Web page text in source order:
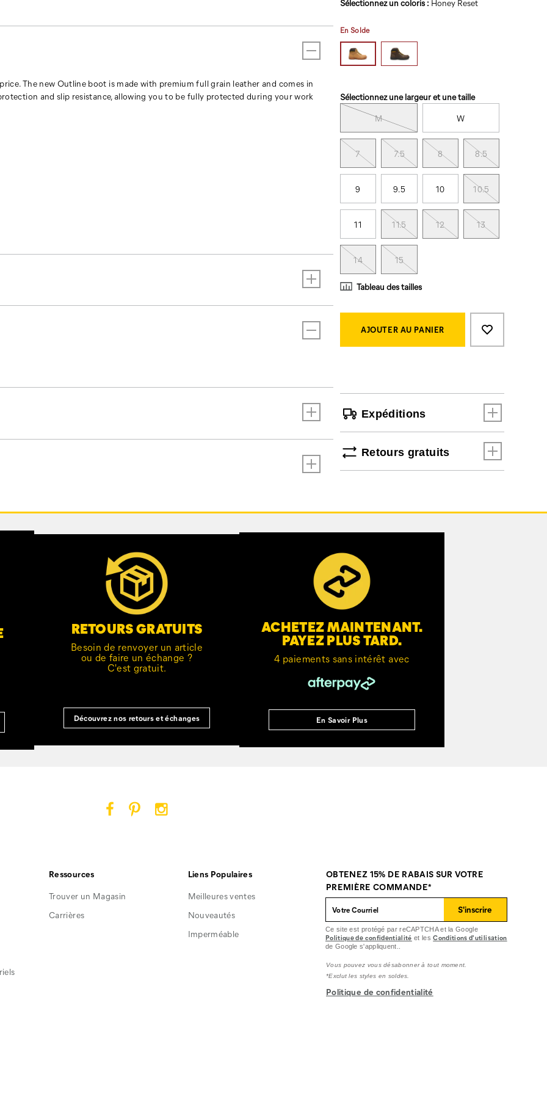
Sélectionnez un coloris: Honey Reset
En Solde
Variations
Sélectionnez une largeur et une taille
M
W
7 7.5 8 8.5
9 9.5 10 10.5
11 11.5 12 13
14 15
Tableau des tailles
Product
Actions
cart
AJOUTER AU PANIER
Expéditions
Retours gratuits
The new Outline boot is made with premium full grain leather and comes in
and slip resistance, allowing you to be fully protected during your work
RETOURS GRATUITS
Besoin de renvoyer un article
ou de faire un échange ?
C'est gratuit.
Découvrez nos retours et échanges
ACHETEZ MAINTENANT.
PAYEZ PLUS TARD.
4 paiements sans intérêt avec
En Savoir Plus
Ressources
Trouver un Magasin
Carrières
Liens Populaires
Meilleures ventes
Nouveautés
Imperméable
OBTENEZ 15% DE RABAIS SUR VOTRE
PREMIÈRE COMMANDE*
S'inscrire
Ce site est protégé par reCAPTCHA et la Google
Politique de confidentialité et lesConditions d'utilisation
de Google s'appliquent..
Vous pouvez vous désabonner à tout moment.
*Exclut les styles en soldes.
Politique de confidentialité